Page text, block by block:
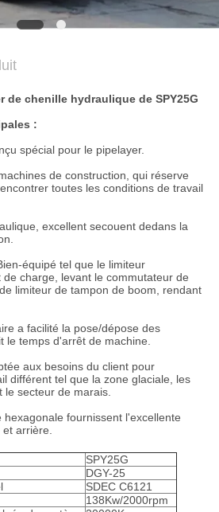
de chenille hydraulique de SPY25G
:
spécial pour le pipelayer.
de construction, qui réserve
toutes les conditions de travail
excellent secouent dedans la
équipé tel que le limiteur
charge, levant le commutateur de
limiteur de tampon de boom, rendant
a facilité la pose/dépose des
le temps d'arrêt de machine.
aux besoins du client pour
différent tel que la zone glaciale, les
le secteur de marais.
fournissent l'excellente
et arrière.
SPY25G
DGY-25
SDEC C6121
138Kw/2000rpm